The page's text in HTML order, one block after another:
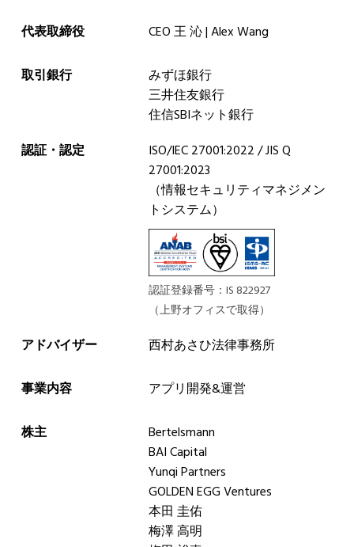
代表取締役 CEO 王 沁 | Alex Wang
取引銀行
みずほ銀行
三井住友銀行
住信SBIネット銀行
認証・認定
ISO/IEC 27001:2022 / JIS Q
27001:2023
（情報セキュリティマネジメン
トシステム）
認証登録番号：IS 822927
（上野オフィスで取得）
アドバイザー 西村あさひ法律事務所
事業内容 アプリ開発&運営
株主
Bertelsmann
BAI Capital
Yunqi Partners
GOLDEN EGG Ventures
本田 圭佑
梅澤 高明